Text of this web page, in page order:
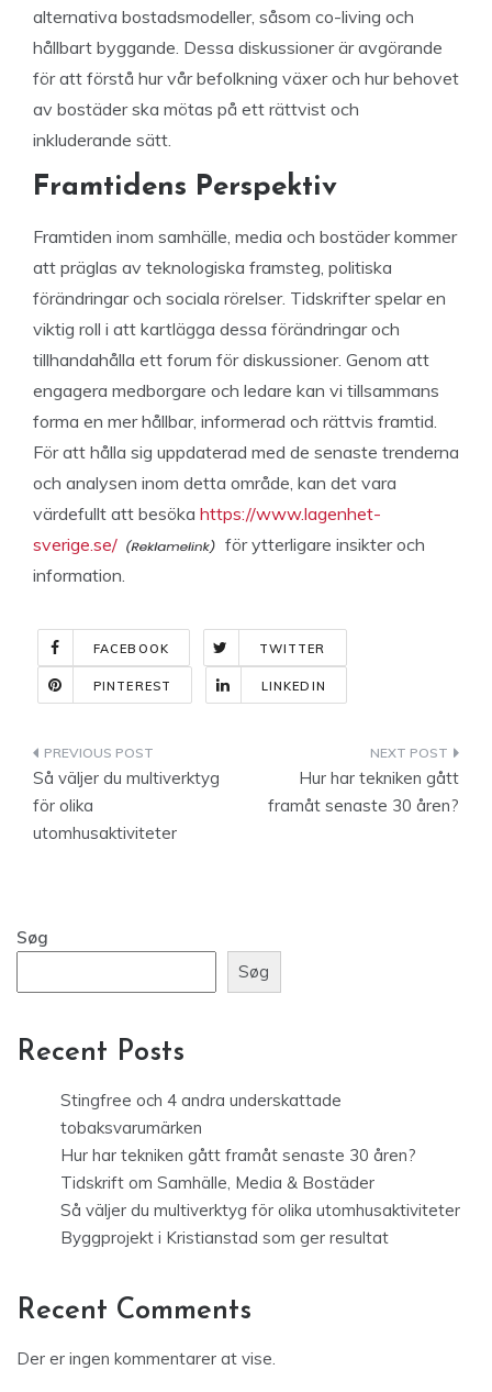
alternativa bostadsmodeller, såsom co-living och
hållbart byggande. Dessa diskussioner är avgörande
för att förstå hur vår befolkning växer och hur behovet
av bostäder ska mötas på ett rättvist och
inkluderande sätt.
Framtidens Perspektiv
Framtiden inom samhälle, media och bostäder kommer
att präglas av teknologiska framsteg, politiska
förändringar och sociala rörelser. Tidskrifter spelar en
viktig roll i att kartlägga dessa förändringar och
tillhandahålla ett forum för diskussioner. Genom att
engagera medborgare och ledare kan vi tillsammans
forma en mer hållbar, informerad och rättvis framtid.
För att hålla sig uppdaterad med de senaste trenderna
och analysen inom detta område, kan det vara
värdefullt att besöka https://www.lagenhet-
sverige.se/
för ytterligare insikter och
information.
FACEBOOK TWITTER
PINTEREST LINKEDIN
Indlægsnavigation
Så väljer du multiverktyg
för olika
utomhusaktiviteter
Hur har tekniken gått
framåt senaste 30 åren?
Søg
Søg
Recent Posts
Stingfree och 4 andra underskattade
tobaksvarumärken
Hur har tekniken gått framåt senaste 30 åren?
Tidskrift om Samhälle, Media & Bostäder
Så väljer du multiverktyg för olika utomhusaktiviteter
Byggprojekt i Kristianstad som ger resultat
Recent Comments
Der er ingen kommentarer at vise.